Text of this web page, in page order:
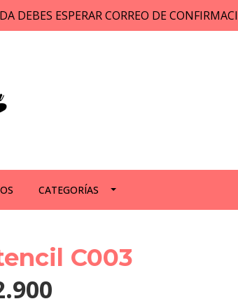
DEBES ESPERAR CORREO DE
CATEGORÍAS
C003